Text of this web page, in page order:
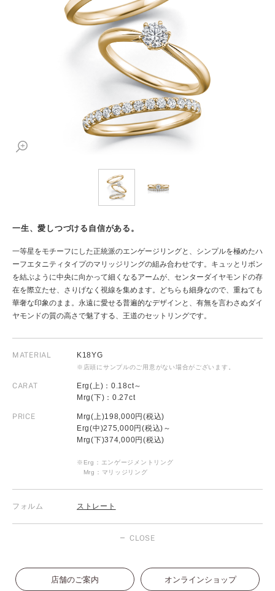
一生、愛しつづける自信がある。
一等星をモチーフにした正統派のエンゲージリングと、シンプルを極めたハ
ーフエタニティタイプのマリッジリングの組み合わせです。キュッとリボン
を結ぶように中央に向かって細くなるアームが、センターダイヤモンドの存
在を際立たせ、さりげなく視線を集めます。どちらも細身なので、重ねても
華奢な印象のまま。永遠に愛せる普遍的なデザインと、有無を言わさぬダイ
ヤモンドの質の高さで魅了する、王道のセットリングです。
MATERIAL K18YG
※店頭にサンプルのご用意がない場合がございます。
CARAT
Erg(上)：0.18ct～
Mrg(下)：0.27ct
PRICE
Mrg(上)198,000円(税込)
Erg(中)275,000円(税込)～
Mrg(下)374,000円(税込)
※Erg：エンゲージメントリング
Mrg：マリッジリング
フォルム ストレート
CLOSE
店舗のご案内 オンラインショップ